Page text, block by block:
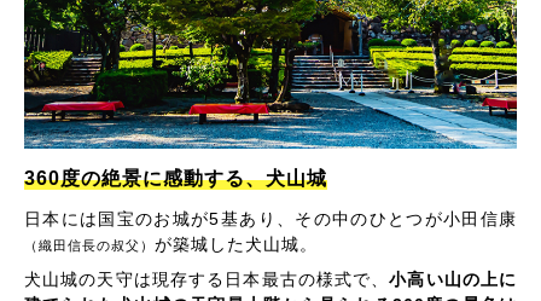
360度の絶景に感動する、犬山城
日本には国宝のお城が5基あり、その中のひとつが小田信康
（織田信長の叔父） が築城した犬山城。
犬山城の天守は現存する日本最古の様式で、小高い山の上に